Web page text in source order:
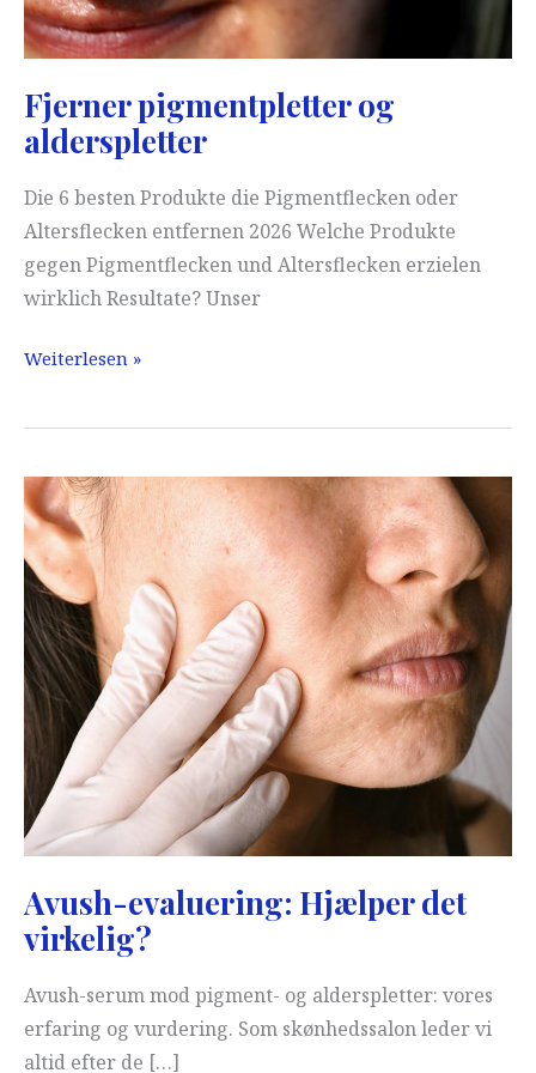
Fjerner pigmentpletter og
alderspletter
Die 6 besten Produkte die Pigmentflecken oder
Altersflecken entfernen 2026 Welche Produkte
gegen Pigmentflecken und Altersflecken erzielen
wirklich Resultate? Unser
Fjerner
og
Weiterlesen »
Avush-evaluering: Hjælper det
virkelig?
Avush-serum mod pigment- og alderspletter: vores
erfaring og vurdering. Som skønhedssalon leder vi
altid efter de […]